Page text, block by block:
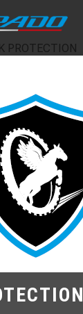
PROTECTION